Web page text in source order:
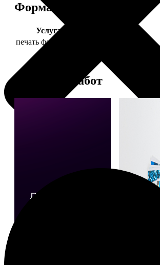
Форматы и цены
Услуга
печать фото 10х10
Примеры работ